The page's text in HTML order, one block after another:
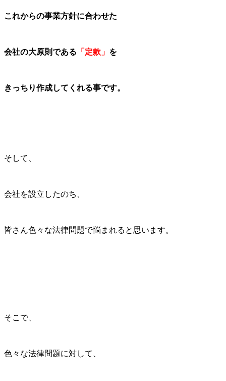
これからの事業方針に合わせた
会社の大原則である 「定款」 を
きっちり作成してくれる事です。
そして、
会社を設立したのち、
皆さん色々な法律問題で悩まれると思います。
そこで、
色々な法律問題に対して、